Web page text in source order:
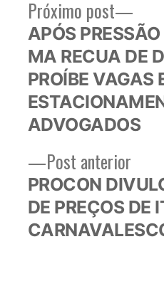
Navegação
de
Post
Post anteriorPost
PROCON
DE PREÇOS DE
Próximo post
post:
APÓS
MA RECUA DE
PROÍBE VAGAS
ADVOGADOS